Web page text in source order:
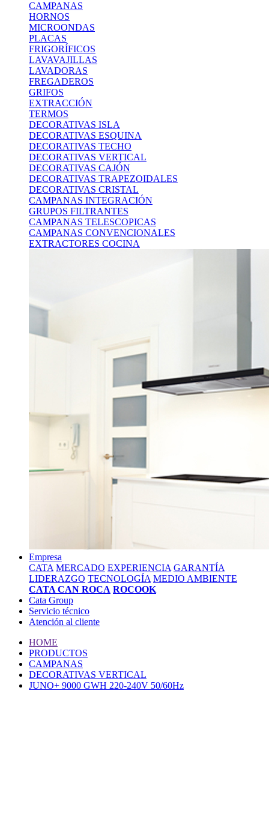
CAMPANAS
HORNOS
MICROONDAS
PLACAS
FRIGORÍFICOS
LAVAVAJILLAS
LAVADORAS
FREGADEROS
GRIFOS
EXTRACCIÓN
TERMOS
DECORATIVAS ISLA
DECORATIVAS ESQUINA
DECORATIVAS TECHO
DECORATIVAS VERTICAL
DECORATIVAS CAJÓN
DECORATIVAS TRAPEZOIDALES
DECORATIVAS CRISTAL
CAMPANAS INTEGRACIÓN
GRUPOS FILTRANTES
CAMPANAS TELESCOPICAS
CAMPANAS CONVENCIONALES
EXTRACTORES COCINA
Empresa
CATA MERCADO EXPERIENCIA GARANTÍA
LIDERAZGO TECNOLOGÍA MEDIO AMBIENTE
CATA CAN ROCA ROCOOK
Cata Group
Servicio técnico
Atención al cliente
HOME
PRODUCTOS
CAMPANAS
DECORATIVAS VERTICAL
JUNO+ 9000 GWH 220-240V 50/60Hz